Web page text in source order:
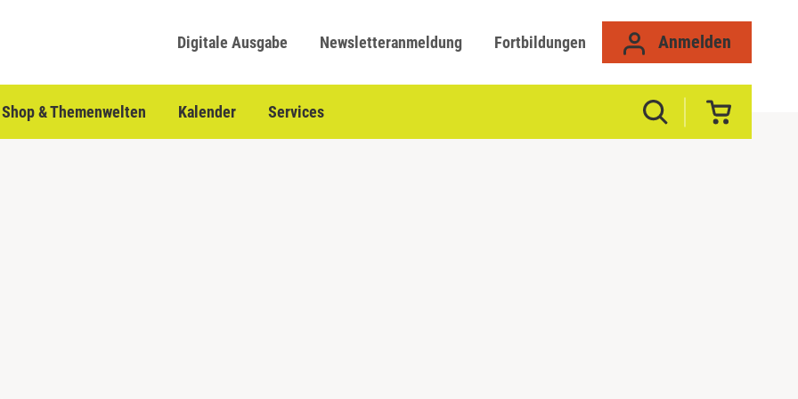
Digitale Ausgabe Newsletteranmeldung Fortbildungen Anmelden
Shop & Themenwelten Kalender Services